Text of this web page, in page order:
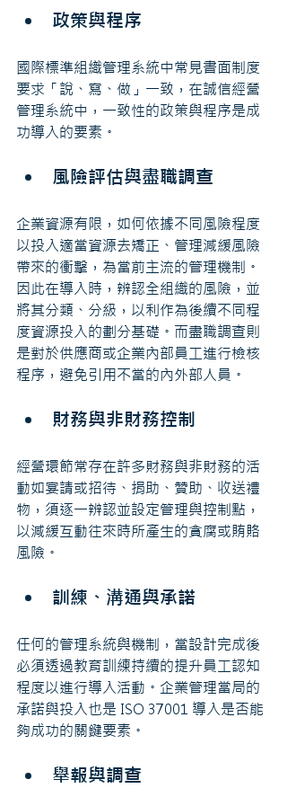
政策與程序
國際標準組織管理系統中常見書面制度
要求「說、寫、做」一致，在誠信經營
管理系統中，一致性的政策與程序是成
功導入的要素。
風險評估與盡職調查
企業資源有限，如何依據不同風險程度
以投入適當資源去矯正、管理減緩風險
帶來的衝擊，為當前主流的管理機制。
因此在導入時，辨認全組織的風險，並
將其分類、分級，以利作為後續不同程
度資源投入的劃分基礎。而盡職調查則
是對於供應商或企業內部員工進行檢核
程序，避免引用不當的內外部人員。
財務與非財務控制
經營環節常存在許多財務與非財務的活
動如宴請或招待、捐助、贊助、收送禮
物，須逐一辨認並設定管理與控制點，
以減緩互動往來時所產生的貪腐或賄賂
風險。
訓練、溝通與承諾
任何的管理系統與機制，當設計完成後
必須透過教育訓練持續的提升員工認知
程度以進行導入活動。企業管理當局的
承諾與投入也是 ISO 37001 導入是否能
夠成功的關鍵要素。
舉報與調查